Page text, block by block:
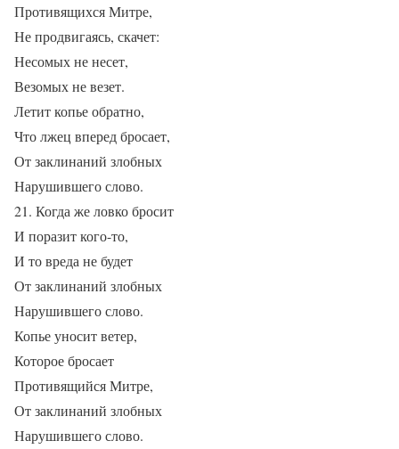
Противящихся Митре,
Не продвигаясь, скачет:
Несомых не несет,
Везомых не везет.
Летит копье обратно,
Что лжец вперед бросает,
От заклинаний злобных
Нарушившего слово.
21. Когда же ловко бросит
И поразит кого-то,
И то вреда не будет
От заклинаний злобных
Нарушившего слово.
Копье уносит ветер,
Которое бросает
Противящийся Митре,
От заклинаний злобных
Нарушившего слово.